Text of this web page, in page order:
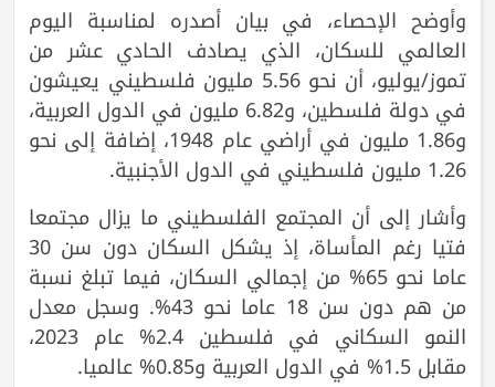
وأوضح الإحصاء، في بيان أصدره لمناسبة اليوم
العالمي للسكان، الذي يصادف الحادي عشر من
تموز/يوليو، أن نحو 5.56 مليون فلسطيني يعيشون
في دولة فلسطين، و6.82 مليون في الدول العربية،
و1.86 مليون في أراضي عام 1948، إضافة إلى نحو
1.26 مليون فلسطيني في الدول الأجنبية.
وأشار إلى أن المجتمع الفلسطيني ما يزال مجتمعا
فتيا رغم المأساة، إذ يشكل السكان دون سن 30
عاما نحو 65% من إجمالي السكان، فيما تبلغ نسبة
من هم دون سن 18 عاما نحو 43%. وسجل معدل
النمو السكاني في فلسطين 2.4% عام 2023،
مقابل 1.5% في الدول العربية و0.85% عالميا.